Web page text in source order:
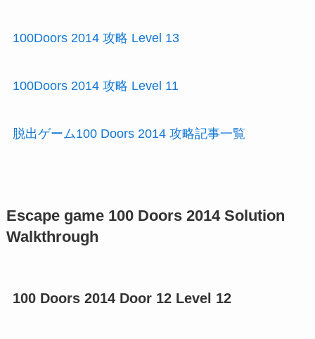
100Doors 2014 攻略 Level 13
100Doors 2014 攻略 Level 11
脱出ゲーム100 Doors 2014 攻略記事一覧
Escape game 100 Doors 2014 Solution
Walkthrough
100 Doors 2014 Door 12 Level 12